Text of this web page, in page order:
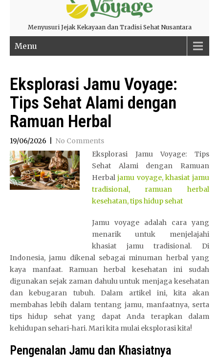
Menyusuri Jejak Kekayaan dan Tradisi Sehat Nusantara
Menu
Eksplorasi Jamu Voyage:
Tips Sehat Alami dengan
Ramuan Herbal
19/06/2026
No Comments
Eksplorasi Jamu Voyage: Tips
Sehat Alami dengan Ramuan
Herbaljamu voyage, khasiat jamu
tradisional, ramuan herbal
kesehatan, tips hidup sehat
Jamu voyage adalah cara yang
menarik untuk menjelajahi
khasiat jamu tradisional. Di
Indonesia, jamu dikenal sebagai minuman herbal yang
kaya manfaat. Ramuan herbal kesehatan ini sudah
digunakan sejak zaman dahulu untuk menjaga kesehatan
dan kebugaran tubuh. Dalam artikel ini, kita akan
membahas lebih dalam tentang jamu, manfaatnya, serta
tips hidup sehat yang dapat Anda terapkan dalam
kehidupan sehari-hari. Mari kita mulai eksplorasi kita!
Pengenalan Jamu dan Khasiatnya